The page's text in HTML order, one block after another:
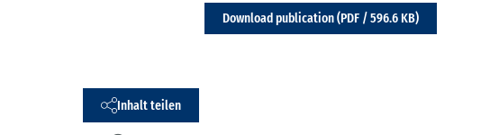
Download publication (PDF / 596.6 KB)
Inhalt teilen